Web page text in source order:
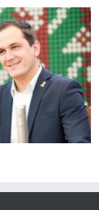
Olympische
Paralympische Spiele
an Rhein und Ruhr
stattfinden